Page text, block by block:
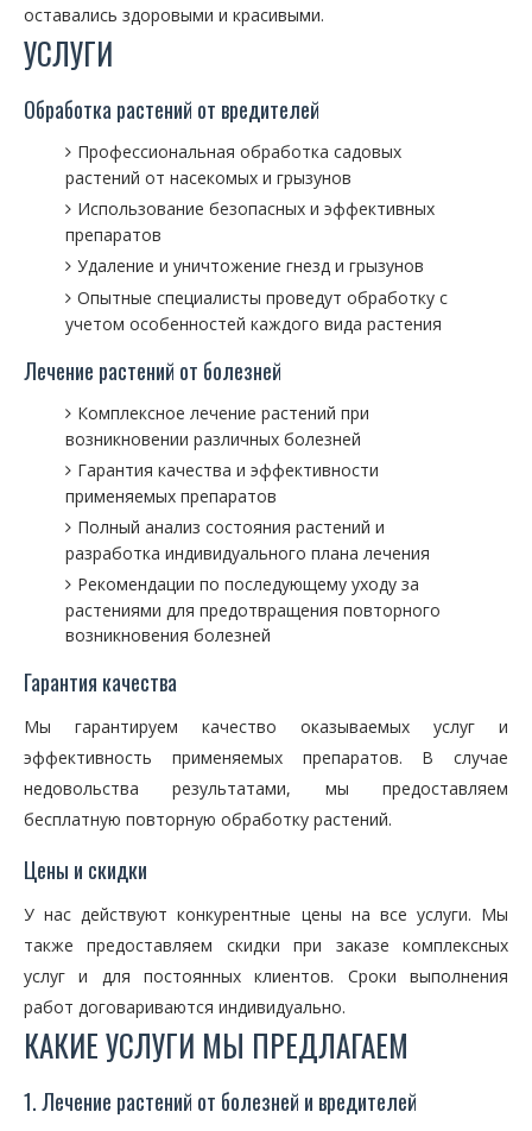
оставались здоровыми и красивыми.
УСЛУГИ
Обработка растений от вредителей
Профессиональная обработка садовых
растений от насекомых и грызунов
Использование безопасных и эффективных
препаратов
Удаление и уничтожение гнезд и грызунов
Опытные специалисты проведут обработку с
учетом особенностей каждого вида растения
Лечение растений от болезней
Комплексное лечение растений при
возникновении различных болезней
Гарантия качества и эффективности
применяемых препаратов
Полный анализ состояния растений и
разработка индивидуального плана лечения
Рекомендации по последующему уходу за
растениями для предотвращения повторного
возникновения болезней
Гарантия качества
Мы гарантируем качество оказываемых услуг и
эффективность применяемых препаратов. В случае
недовольства результатами, мы предоставляем
бесплатную повторную обработку растений.
Цены и скидки
У нас действуют конкурентные цены на все услуги. Мы
также предоставляем скидки при заказе комплексных
услуг и для постоянных клиентов. Сроки выполнения
работ договариваются индивидуально.
КАКИЕ УСЛУГИ МЫ ПРЕДЛАГАЕМ
1. Лечение растений от болезней и вредителей